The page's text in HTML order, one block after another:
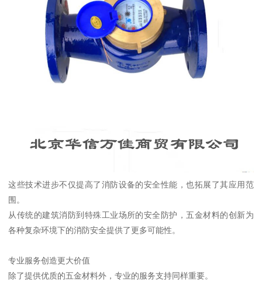
这些技术进步不仅提高了消防设备的安全性能，也拓展了其应用范
围。
从传统的建筑消防到特殊工业场所的安全防护，五金材料的创新为
各种复杂环境下的消防安全提供了更多可能性。
专业服务创造更大价值
除了提供优质的五金材料外，专业的服务支持同样重要。